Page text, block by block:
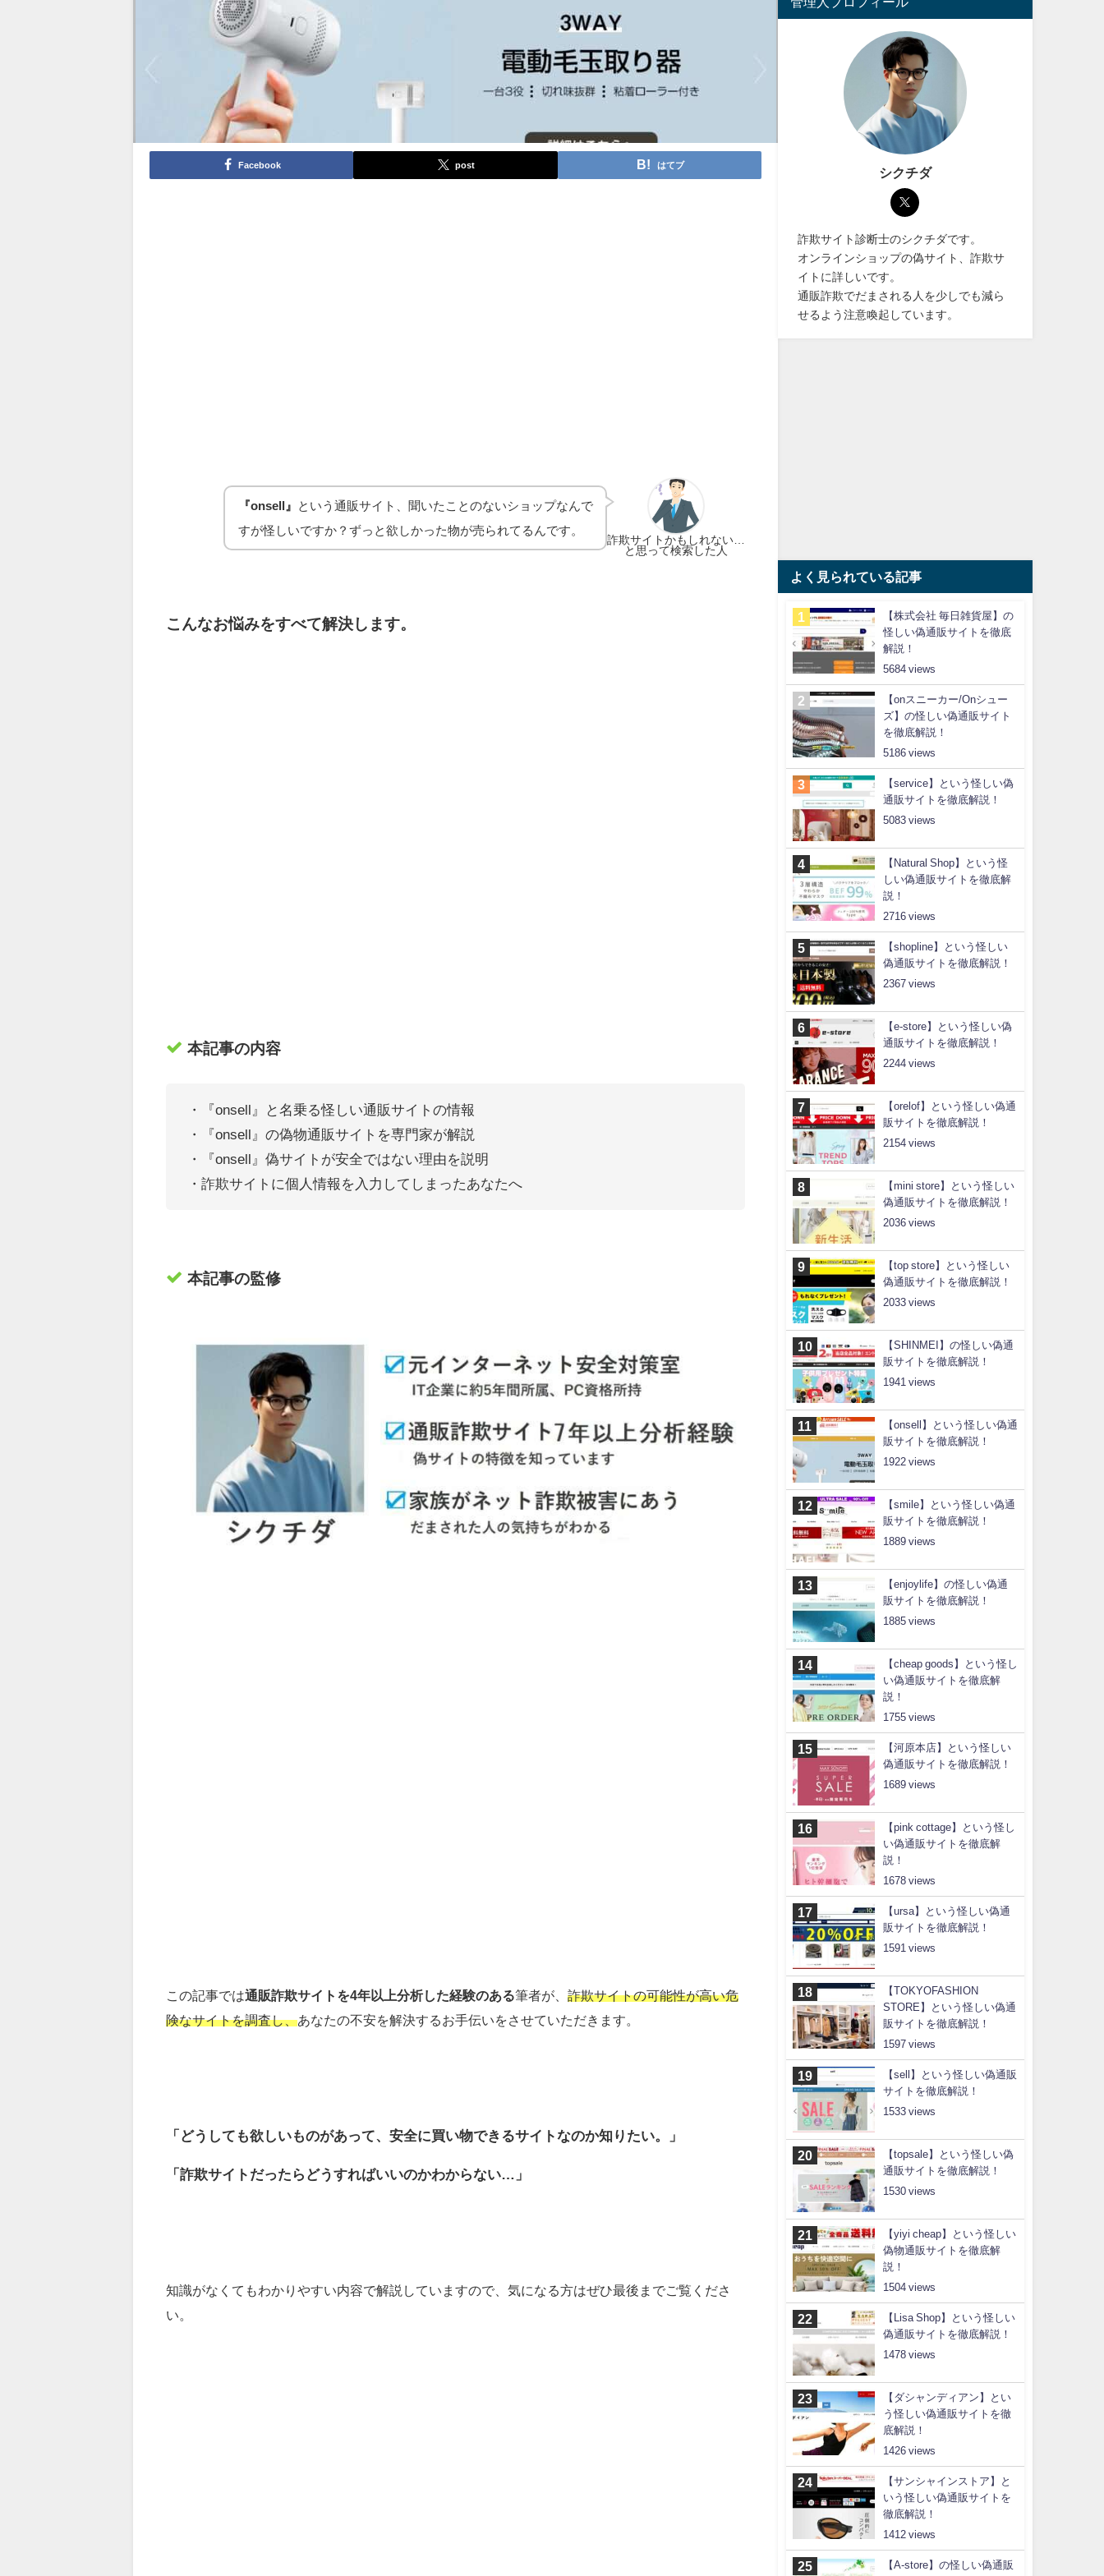
Facebook post はてブ
詐欺サイトかもしれない…
と思って検索した人
『onsell』
という通販サイト、聞いたことのないショップなんで
すが怪しいですか？ずっと欲しかった物が売られてるんです。
こんなお悩みをすべて解決します。
本記事の内容
・『onsell』
と名乗る怪しい通販サイトの情報
・『onsell』の偽物通販サイトを専門家が解説
・『onsell』偽サイトが安全ではない理由を説明
・詐欺サイトに個人情報を入力してしまったあなたへ
本記事の監修
この記事では通販詐欺サイトを4年以上分析した経験のある筆者が、詐欺サイトの可能性が高い危
険なサイトを調査し、あなたの不安を解決するお手伝いをさせていただきます。
「どうしても欲しいものがあって、安全に買い物できるサイトなのか知りたい。」
「詐欺サイトだったらどうすればいいのかわからない…」
知識がなくてもわかりやすい内容で解説していますので、気になる方はぜひ最後までご覧くださ
い。
シクチダ
詐欺サイト診断士のシクチダです。
オンラインショップの偽サイト、詐欺サ
イトに詳しいです。
通販詐欺でだまされる人を少しでも減ら
せるよう注意喚起しています。
よく見られている記事
【株式会社 毎日雑貨屋】の
怪しい偽通販サイトを徹底
解説！
5684
【onスニーカー/Onシュー
ズ】の怪しい偽通販サイト
を徹底解説！
5186
【service】という怪しい偽
通販サイトを徹底解説！
5083
【Natural Shop】という怪
しい偽通販サイトを徹底解
説！
2716
【shopline】という怪しい
偽通販サイトを徹底解説！
2367
【e-store】という怪しい偽
通販サイトを徹底解説！
2244
【orelof】という怪しい偽通
販サイトを徹底解説！
2154
【mini store】という怪しい
偽通販サイトを徹底解説！
2036
【top store】という怪しい
偽通販サイトを徹底解説！
2033
【SHINMEI】の怪しい偽通
販サイトを徹底解説！
1941
【onsell】という怪しい偽通
販サイトを徹底解説！
1922
【smile】という怪しい偽通
販サイトを徹底解説！
1889
【enjoylife】の怪しい偽通
販サイトを徹底解説！
1885
【cheap goods】という怪し
い偽通販サイトを徹底解
説！
1755
【河原本店】という怪しい
偽通販サイトを徹底解説！
1689
【pink cottage】という怪し
い偽通販サイトを徹底解
説！
1678
【ursa】という怪しい偽通
販サイトを徹底解説！
1591
【TOKYOFASHION
STORE】という怪しい偽通
販サイトを徹底解説！
1597
【sell】という怪しい偽通販
サイトを徹底解説！
1533
【topsale】という怪しい偽
通販サイトを徹底解説！
1530
【yiyi cheap】という怪しい
偽物通販サイトを徹底解
説！
1504
【Lisa Shop】という怪しい
偽通販サイトを徹底解説！
1478
【ダシャンディアン】とい
う怪しい偽通販サイトを徹
底解説！
1426
【サンシャインストア】と
いう怪しい偽通販サイトを
徹底解説！
1412
【A-store】の怪しい偽通販